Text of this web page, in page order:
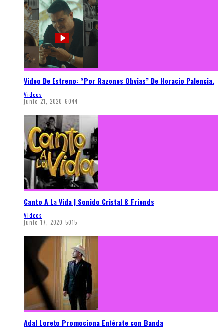
Video De Estreno: “Por Razones Obvias” De Horacio Palencia.
Videos
junio 21, 2020 6044
Canto A La Vida | Sonido Cristal & Friends
Videos
junio 17, 2020 5015
Adal Loreto Promociona Entérate con Banda